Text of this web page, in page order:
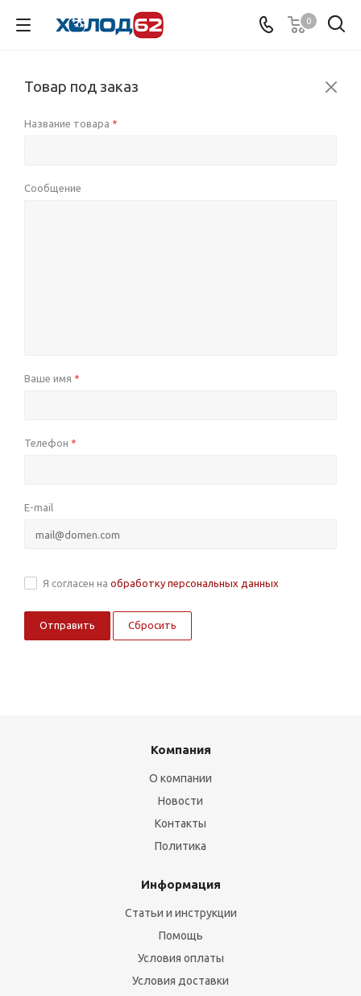
0
Товар под заказ
Название товара *
Сообщение
Ваше имя *
Телефон *
E-mail
Я согласен на обработку персональных данных
Сбросить
Компания
О компании
Новости
Контакты
Политика
Информация
Статьи и инструкции
Помощь
Условия оплаты
Условия доставки